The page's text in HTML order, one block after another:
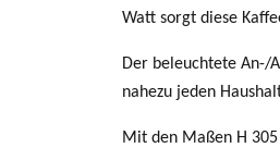
Watt sorgt diese
Der beleuchtete An-/
nahezu jeden
Mit den Maßen H